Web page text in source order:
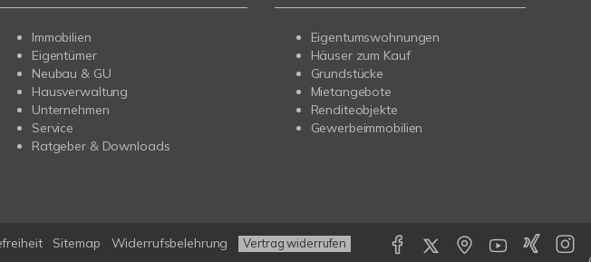
Immobilien
Eigentümer
Neubau & GU
Hausverwaltung
Unternehmen
Service
Ratgeber & Downloads
Eigentumswohnungen
Häuser zum Kauf
Grundstücke
Mietangebote
Renditeobjekte
Gewerbeimmobilien
Sitemap Widerrufsbelehrung Vertrag widerrufen